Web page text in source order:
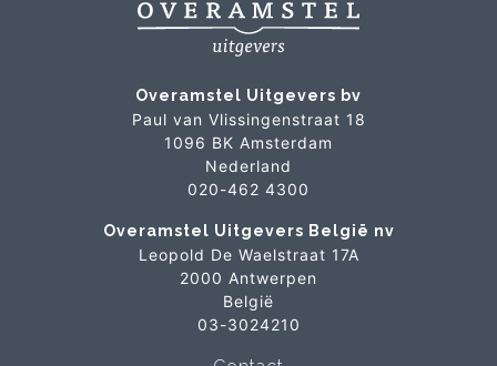
Overamstel Uitgevers bv
Paul van Vlissingenstraat 18
1096 BK Amsterdam
Nederland
020-462 4300
Overamstel Uitgevers België nv
Leopold De Waelstraat 17A
2000 Antwerpen
België
03-3024210